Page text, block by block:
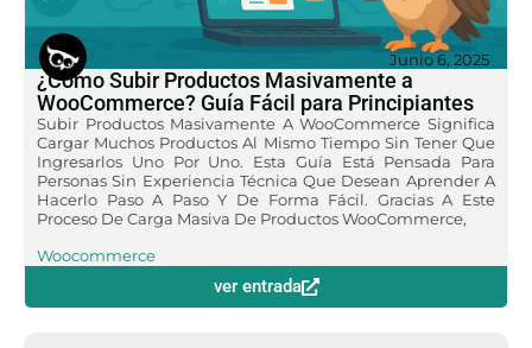
Junio 6, 2025
¿Cómo Subir Productos Masivamente a
WooCommerce? Guía Fácil para Principiantes
Subir Productos Masivamente A WooCommerce Significa
Cargar Muchos Productos Al Mismo Tiempo Sin Tener Que
Ingresarlos Uno Por Uno. Esta Guía Está Pensada Para
Personas Sin Experiencia Técnica Que Desean Aprender A
Hacerlo Paso A Paso Y De Forma Fácil. Gracias A Este
Proceso De Carga Masiva De Productos WooCommerce,
Woocommerce
ver entrada